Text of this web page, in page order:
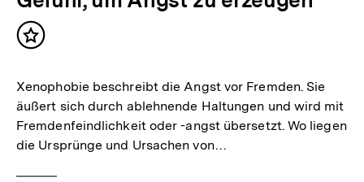
Inhalt
Xenophobie beschreibt die Angst vor Fremden. Sie
äußert sich durch ablehnende Haltungen und wird mit
Fremdenfeindlichkeit oder -angst übersetzt. Wo liegen
die Ursprünge und Ursachen von…